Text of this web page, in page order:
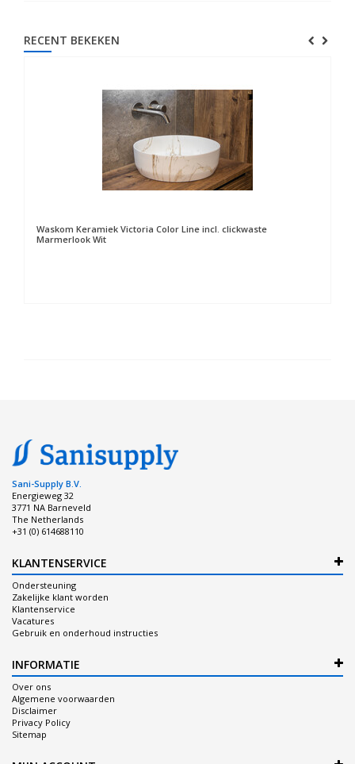
RECENT BEKEKEN
Waskom Keramiek Victoria Color Line incl. clickwaste
Marmerlook Wit
Sani-Supply B.V.
Energieweg 32
3771 NA Barneveld
The Netherlands
+31 (0) 614688110
KLANTENSERVICE
Ondersteuning
Zakelijke klant worden
Klantenservice
Vacatures
Gebruik en onderhoud instructies
INFORMATIE
Over ons
Algemene voorwaarden
Disclaimer
Privacy Policy
Sitemap